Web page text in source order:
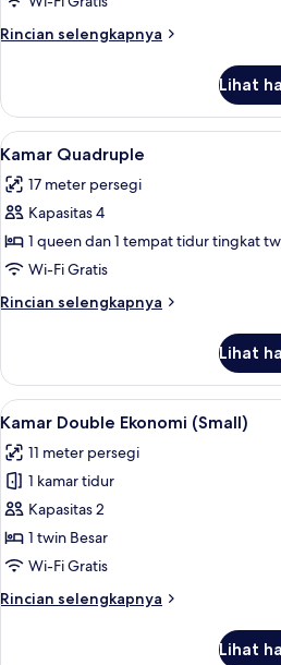
Rincian selengkapnya
Rincian
Kamar
Double
atau
Lihat
Lihat
semua
foto
untuk
Kamar
Quadruple
14
Kamar Quadruple
17 meter persegi
Kapasitas 4
1 queen dan 1 tempat tidur tingkat
Wi-Fi Gratis
Rincian selengkapnya
Rincian
Kamar
Quadruple
Lihat
Lihat
semua
foto
untuk
Kamar
Double
Ekonomi
23
Kamar Double Ekonomi (Small)
11 meter persegi
1 kamar tidur
Kapasitas 2
1 twin Besar
Wi-Fi Gratis
Rincian selengkapnya
Rincian
Lihat